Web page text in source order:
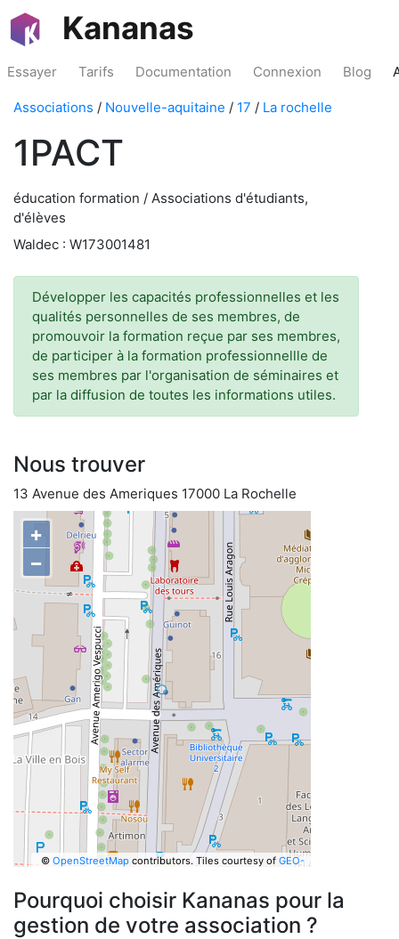
Kananas
Essayer Tarifs Documentation Connexion Blog
Associations / Nouvelle-aquitaine / 17 / La rochelle
1PACT
éducation formation / Associations d'étudiants,
d'élèves
Waldec : W173001481
Développer les capacités professionnelles et les
qualités personnelles de ses membres, de
promouvoir la formation reçue par ses membres,
de participer à la formation professionnellle de
ses membres par l'organisation de séminaires et
par la diffusion de toutes les informations utiles.
Nous trouver
13 Avenue des Ameriques 17000 La Rochelle
+
−
© OpenStreetMapcontributors. Tiles courtesy of GEO-
Pourquoi choisir Kananas pour la
gestion de votre association ?